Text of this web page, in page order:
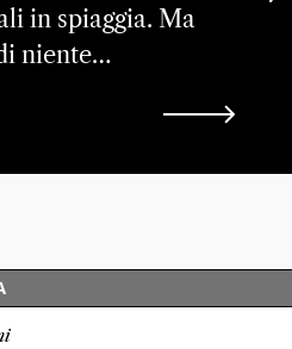
in spiaggia. Ma
niente…